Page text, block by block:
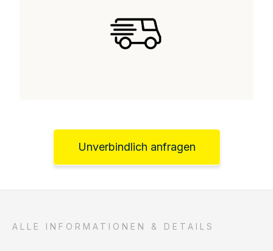
Unverbindlich anfragen
ALLE INFORMATIONEN & DETAILS